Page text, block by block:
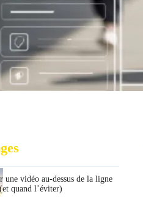
une vidéo au-dessus de la ligne
quand l’éviter)